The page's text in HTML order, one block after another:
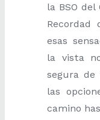
la BSO
Recordad
esas
la vista
segura de
las
camino